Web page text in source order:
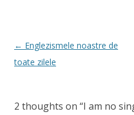
Post
navigation
← Englezismele noastre de
toate zilele
2 thoughts on “I am no